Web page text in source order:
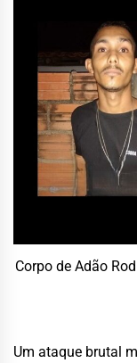
Corpo de Adão
Um ataque brutal